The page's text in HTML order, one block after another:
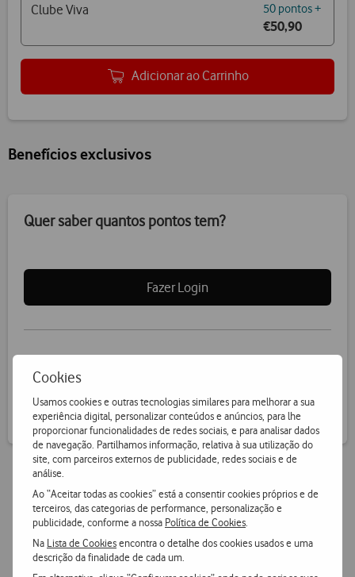
Cookies
Usamos cookies e outras tecnologias similares para melhorar a sua
experiência digital, personalizar conteúdos e anúncios, para lhe
proporcionar funcionalidades de redes sociais, e para analisar dados
de navegação. Partilhamos informação, relativa à sua utilização do
site, com parceiros externos de publicidade, redes sociais e de
análise.
Ao “Aceitar todas as cookies” está a consentir cookies próprios e de
terceiros, das categorias de performance, personalização e
publicidade, conforme a nossa Política de Cookies
Na Lista de Cookiesencontra o detalhe dos cookies usados e uma
descrição da finalidade de cada um.
Clube Viva 50 pontos +
€50,90
Adicionar ao Carrinho
Benefícios exclusivos
Quer saber quantos pontos tem?
Receba informação de pontos por SMS